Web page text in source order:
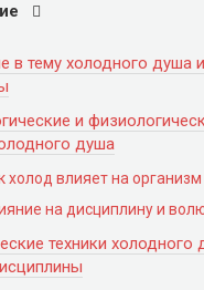
в тему холодного душа и
и
душа
холод влияет на
на дисциплину и
техники холодного